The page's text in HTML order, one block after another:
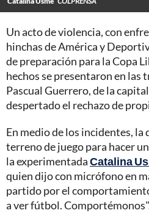
Un acto de violencia, con
hinchas de América y
de preparación para la Copa
hechos se presentaron en las
Pascual Guerrero, de la
despertado el rechazo de
En medio de los incidentes, la
terreno de juego para hacer
la experimentadaCatalina
quien dijo con micrófono en
partido por el
a ver fútbol.